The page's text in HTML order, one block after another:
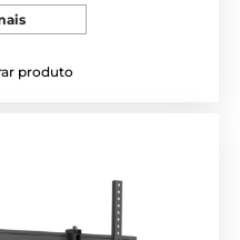
produto